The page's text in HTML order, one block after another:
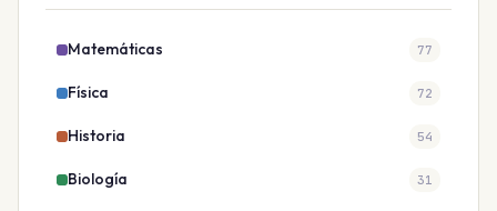
Matemáticas 77
Física 72
Historia 54
Biología 31